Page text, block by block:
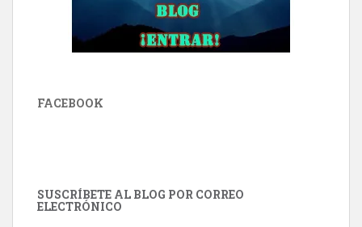
FACEBOOK
SUSCRÍBETE AL BLOG POR CORREO
ELECTRÓNICO